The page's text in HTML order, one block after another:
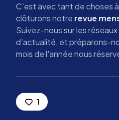
C'est avec tant de choses
clôturons notre revue
Suivez-nous sur les
d'actualité, et préparons-
mois de l'année nous
1